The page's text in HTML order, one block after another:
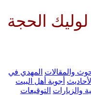
بن الحسن
المهدي في
البيت